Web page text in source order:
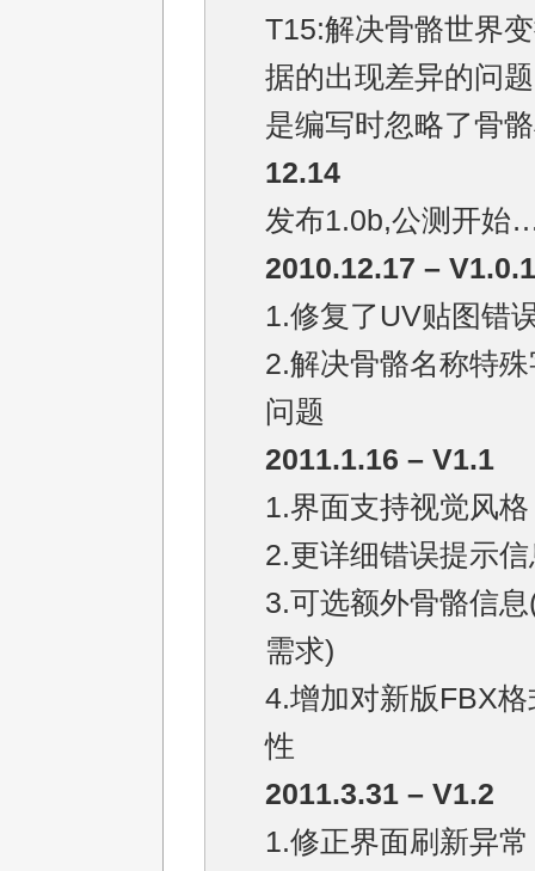
T15:解决骨骼世界
据的出现差异的问
是编写时忽略了骨
12.14
发布1.0b,公测开
2010.12.17 –
1.修复了UV贴图错
2.解决骨骼名称特
问题
2011.1.16 – V1.1
1.界面支持视觉风格
2.更详细错误提示
3.可选额外骨骼信
需求)
4.增加对新版FBX
性
2011.3.31 – V1.2
1.修正界面刷新异常